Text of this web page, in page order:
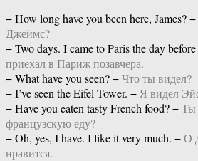
− How long have you been here, James? −
Джеймс?
− Two days. I came to Paris the day
приехал в Париж позавчера.
− What have you seen? −Что ты видел?
− I’ve seen the Eifel Tower. − Я видел
− Have you eaten tasty French food? −Ты
французскую еду?
− Oh, yes, I have. I like it very much. −О
нравится.